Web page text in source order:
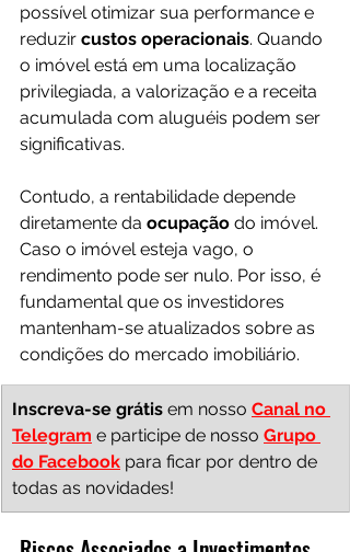
possível otimizar sua performance e
reduzir custos operacionais. Quando
o imóvel está em uma localização
privilegiada, a valorização e a receita
acumulada com aluguéis podem ser
significativas.
Contudo, a rentabilidade depende
diretamente da ocupação do imóvel.
Caso o imóvel esteja vago, o
rendimento pode ser nulo. Por isso, é
fundamental que os investidores
mantenham-se atualizados sobre as
condições do mercado imobiliário.
Inscreva-se grátis em nosso Canal no
Telegram e participe de nosso Grupo
do Facebook para ficar por dentro de
todas as novidades!